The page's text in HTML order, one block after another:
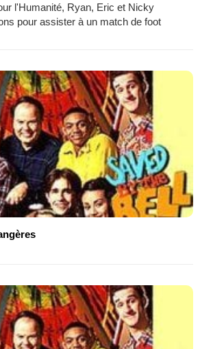
l'Humanité, Ryan, Eric et Nicky
pour assister à un match de foot